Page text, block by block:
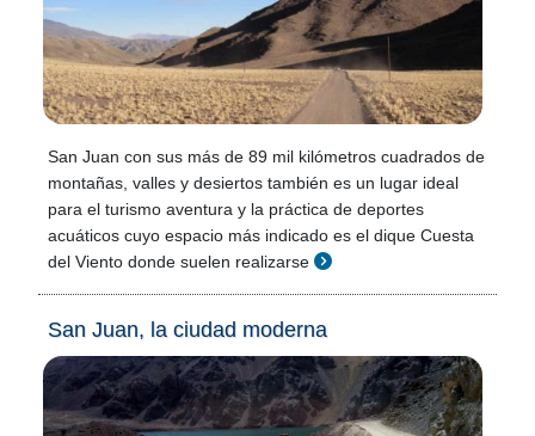
San Juan con sus más de 89 mil kilómetros cuadrados de
montañas, valles y desiertos también es un lugar ideal
para el turismo aventura y la práctica de deportes
acuáticos cuyo espacio más indicado es el dique Cuesta
del Viento donde suelen realizarse
San Juan, la ciudad moderna